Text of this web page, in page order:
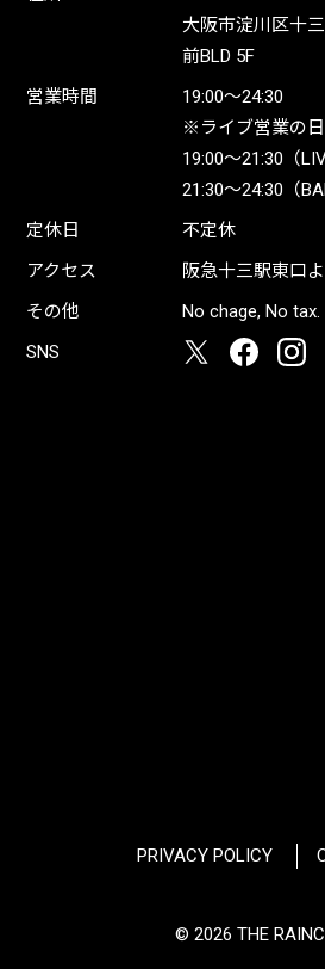
大阪市淀川区十
前BLD 5F
営業時間
19:00〜24:30
※ライブ営業の
19:00〜21:30（
21:30〜24:30（
定休日
不定休
アクセス
阪急十三駅東口
その他
No chage, No tax.
SNS
PRIVACY POLICY
© 2026 THE